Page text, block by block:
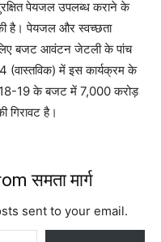
पेयजल उपलब्ध कराने के
है। पेयजल और स्वच्छता
बजट आवंटन जेटली के पांच
में इस कार्यक्रम के
19 के बजट में 7,000 करोड़
गिरावट है।
समता मार्ग
sent to your email.